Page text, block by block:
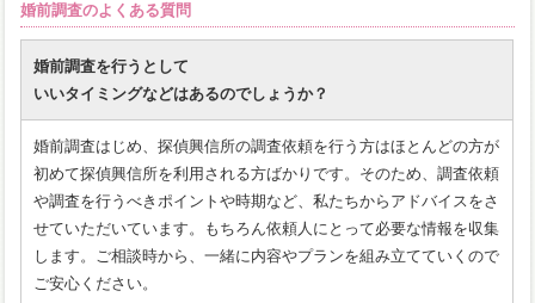
婚前調査のよくある質問
婚前調査を行うとして
いいタイミングなどはあるのでしょうか？
婚前調査はじめ、探偵興信所の調査依頼を行う方はほとんどの方が
初めて探偵興信所を利用される方ばかりです。そのため、調査依頼
や調査を行うべきポイントや時期など、私たちからアドバイスをさ
せていただいています。もちろん依頼人にとって必要な情報を収集
します。ご相談時から、一緒に内容やプランを組み立てていくので
ご安心ください。